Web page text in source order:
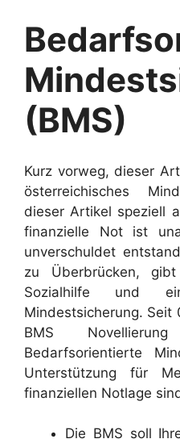
(BMS)
Kurz vorweg, dieser
österreichisches
dieser Artikel speziell
finanzielle Not ist
unverschuldet
zu Überbrücken,
Sozialhilfe und
Mindestsicherung. Seit
BMS
Bedarfsorientierte
Unterstützung für
finanziellen Notlage
Die BMS soll